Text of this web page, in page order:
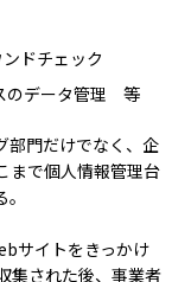
ドチェック
のデータ管理 等
部門だけでなく、企
まで個人情報管理台
サイトをきっかけ
集された後、事業者